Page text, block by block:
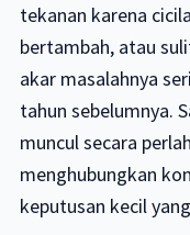
tekanan karena
bertambah, atau
akar masalahnya
tahun sebelumnya.
muncul secara
menghubungkan
keputusan kecil